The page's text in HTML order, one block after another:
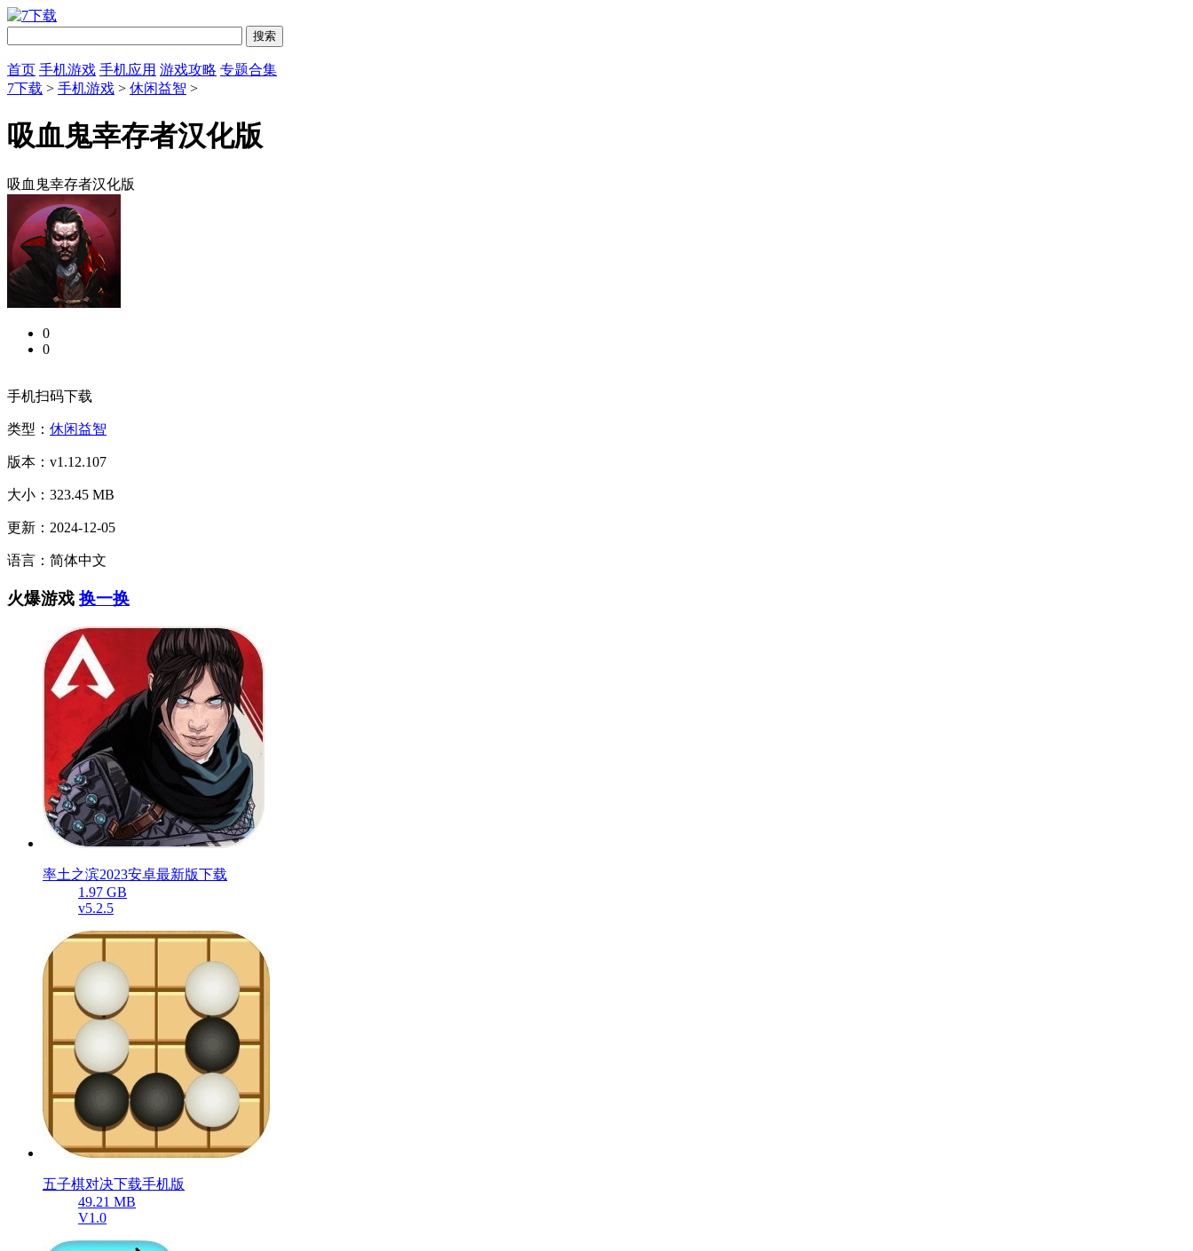
首页 手机游戏 手机应用 游戏攻略 专题合集
7下载 > 手机游戏 > 休闲益智 >
吸血鬼幸存者汉化版
吸血鬼幸存者汉化版
0
0
手机扫码下载
类型： 休闲益智
版本：v1.12.107
大小：323.45 MB
更新：2024-12-05
语言：简体中文
火爆游戏 换一换
率土之滨2023安卓最新版下载
1.97 GB
v5.2.5
五子棋对决下载手机版
49.21 MB
V1.0